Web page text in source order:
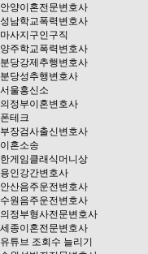
안양이혼전문변호사
성남학교폭력변호사
마사지구인구직
양주학교폭력변호사
분당강제추행변호사
분당성추행변호사
서울흥신소
의정부이혼변호사
폰테크
부장검사출신변호사
이혼소송
한게임클래식머니상
용인강간변호사
안산음주운전변호사
수원음주운전변호사
의정부형사전문변호사
세종이혼전문변호사
유튜브 조회수 늘리기